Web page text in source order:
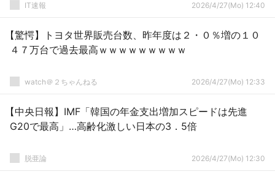
IT速報 2026/4/27(Mo) 12:40
【驚愕】トヨタ世界販売台数、昨年度は２・０％増の１０
４７万台で過去最高ｗｗｗｗｗｗｗｗｗ
watch＠２ちゃんねる 2026/4/27(Mo) 12:33
【中央日報】IMF「韓国の年金支出増加スピードは先進
G20で最高」…高齢化激しい日本の3．5倍
脱亜論 2026/4/27(Mo) 12:30